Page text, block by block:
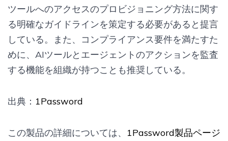
ツールへのアクセスのプロビジョニング方法に関す
る明確なガイドラインを策定する必要があると提言
している。また、コンプライアンス要件を満たすた
めに、AIツールとエージェントのアクションを監査
する機能を組織が持つことも推奨している。
出典： 1Password
この製品の詳細については、 1Password製品ページ